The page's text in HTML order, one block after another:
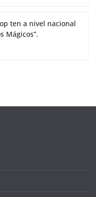
ten a nivel nacional
Mágicos”.